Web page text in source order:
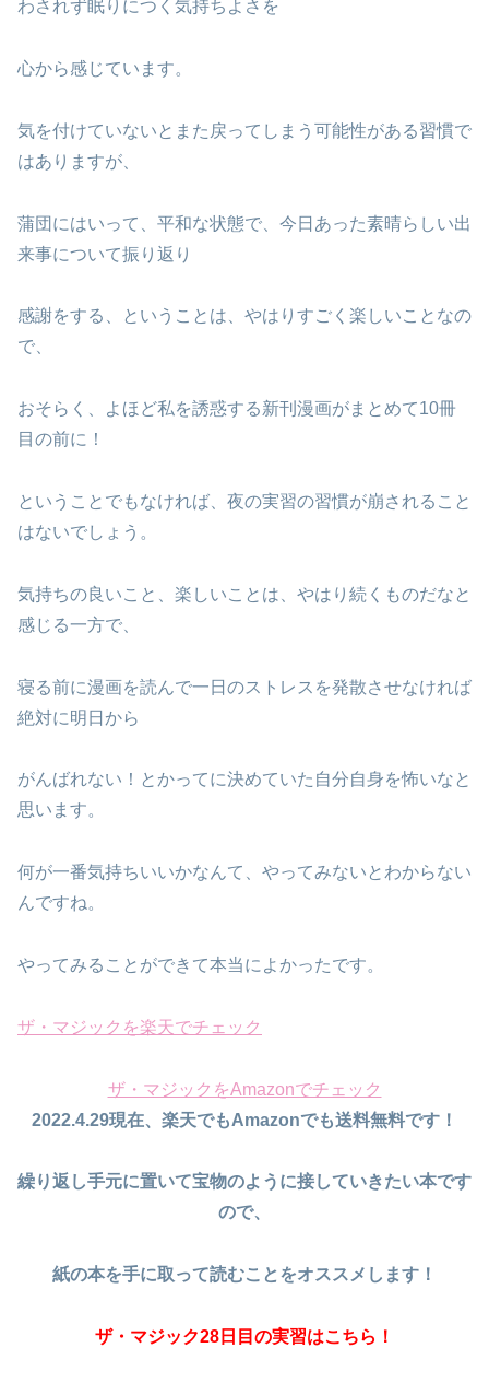
わされず眠りにつく気持ちよさを
心から感じています。
気を付けていないとまた戻ってしまう可能性がある習慣で
はありますが、
蒲団にはいって、平和な状態で、今日あった素晴らしい出
来事について振り返り
感謝をする、ということは、やはりすごく楽しいことなの
で、
おそらく、よほど私を誘惑する新刊漫画がまとめて10冊
目の前に！
ということでもなければ、夜の実習の習慣が崩されること
はないでしょう。
気持ちの良いこと、楽しいことは、やはり続くものだなと
感じる一方で、
寝る前に漫画を読んで一日のストレスを発散させなければ
絶対に明日から
がんばれない！とかってに決めていた自分自身を怖いなと
思います。
何が一番気持ちいいかなんて、やってみないとわからない
んですね。
やってみることができて本当によかったです。
ザ・マジックを楽天でチェック
ザ・マジックをAmazonでチェック
2022.4.29現在、楽天でもAmazonでも送料無料です！
繰り返し手元に置いて宝物のように接していきたい本です
ので、
紙の本を手に取って読むことをオススメします！
ザ・マジック28日目の実習はこちら！